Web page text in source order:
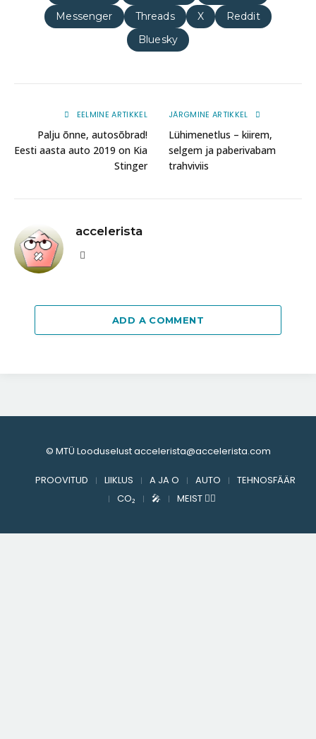
Messenger
Threads X
Reddit
Bluesky
EELMINE ARTIKKEL
Palju õnne, autosõbrad!
Eesti aasta auto 2019 on Kia
Stinger
JÄRGMINE ARTIKKEL
Lühimenetlus – kiirem,
selgem ja paberivabam
trahviviis
accelerista
ADD A COMMENT
© MTÜ Looduselust accelerista@accelerista.com
PROOVITUD LIIKLUS A JA O AUTO
TEHNOSFÄÄR
CO₂
🎤︎︎ MEIST ✍🏻